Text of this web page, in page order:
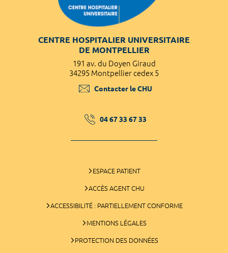
CENTRE HOSPITALIER UNIVERSITAIRE
DE MONTPELLIER
191 av. du Doyen Giraud
34295 Montpellier cedex 5
Contacter le CHU
04 67 33 67 33
ESPACE PATIENT
ACCÈS AGENT CHU
ACCESSIBILITÉ : PARTIELLEMENT CONFORME
MENTIONS LÉGALES
PROTECTION DES DONNÉES